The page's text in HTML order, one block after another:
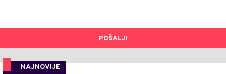
POŠALJI
NAJNOVIJE